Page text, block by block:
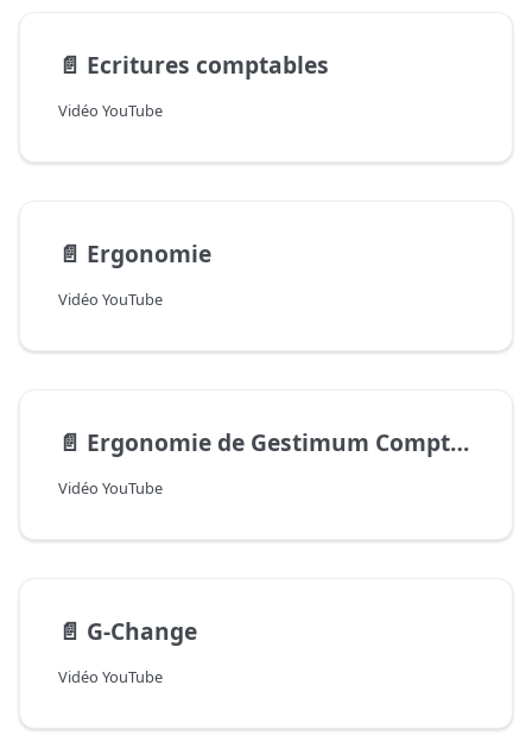
📄️ Ecritures comptables
Vidéo YouTube
📄️ Ergonomie
Vidéo YouTube
📄️ Ergonomie de Gestimum Comptabilité
Vidéo YouTube
📄️ G-Change
Vidéo YouTube